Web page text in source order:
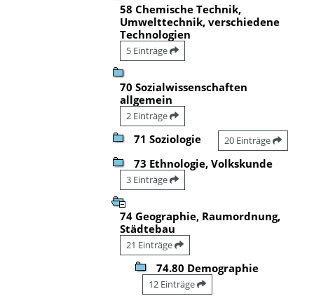
58 Chemische Technik,
Umwelttechnik, verschiedene
Technologien
5 Einträge
70 Sozialwissenschaften
allgemein
2 Einträge
71 Soziologie 20 Einträge
73 Ethnologie, Volkskunde
3 Einträge
74 Geographie, Raumordnung,
Städtebau
21 Einträge
74.80 Demographie
12 Einträge